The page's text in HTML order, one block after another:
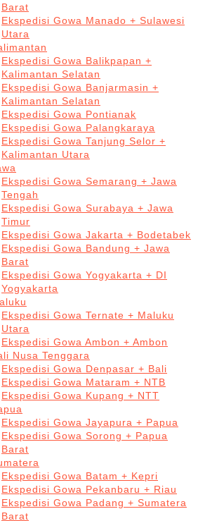
Barat
Ekspedisi Gowa Manado + Sulawesi
Utara
Ekspedisi Gowa Balikpapan +
Kalimantan Selatan
Ekspedisi Gowa Banjarmasin +
Kalimantan Selatan
Ekspedisi Gowa Pontianak
Ekspedisi Gowa Palangkaraya
Ekspedisi Gowa Tanjung Selor +
Kalimantan Utara
Ekspedisi Gowa Semarang + Jawa
Tengah
Ekspedisi Gowa Surabaya + Jawa
Timur
Ekspedisi Gowa Jakarta + Bodetabek
Ekspedisi Gowa Bandung + Jawa
Barat
Ekspedisi Gowa Yogyakarta + DI
Yogyakarta
Ekspedisi Gowa Ternate + Maluku
Utara
Ekspedisi Gowa Ambon + Ambon
Nusa Tenggara
Ekspedisi Gowa Denpasar + Bali
Ekspedisi Gowa Mataram + NTB
Ekspedisi Gowa Kupang + NTT
Ekspedisi Gowa Jayapura + Papua
Ekspedisi Gowa Sorong + Papua
Barat
Ekspedisi Gowa Batam + Kepri
Ekspedisi Gowa Pekanbaru + Riau
Ekspedisi Gowa Padang + Sumatera
Barat